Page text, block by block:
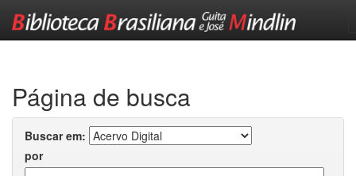
Página de busca
Buscar em:
por